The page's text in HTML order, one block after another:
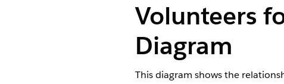
Volunteers
Diagram
This diagram shows the